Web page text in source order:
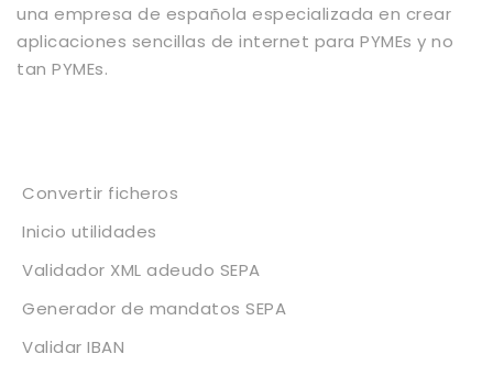
una empresa de española especializada en crear
aplicaciones sencillas de internet para PYMEs y no
tan PYMEs.
Convertir ficheros
Inicio utilidades
Validador XML adeudo SEPA
Generador de mandatos SEPA
Validar IBAN